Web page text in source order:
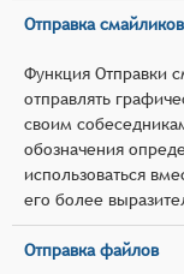
Отправка смайликов
Функция Отправки
отправлять
своим
обозначения
использоваться
его более
Отправка файлов